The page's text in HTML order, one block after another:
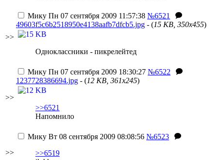
>>
Мику Пн 07 сентября 2009 11:57:38 №6521
49603f5c6b2518950e4138aafb7dfcb5.jpg - (15 KB, 350x455)
Одноклассники - пикрелейтед
>>
Мику Пн 07 сентября 2009 18:30:27 №6522
1237728386694.jpg - (12 KB, 361x245)
>>6521
Напомнило
>>
Мику Вт 08 сентября 2009 08:08:56 №6523
>>6519